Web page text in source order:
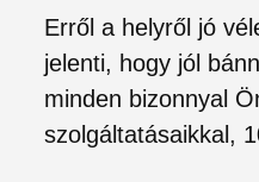
Erről a helyről jó
jelenti, hogy jól
minden bizonnyal
szolgáltatásaikkal,